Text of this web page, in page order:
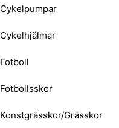
Cykelpumpar
Cykelhjälmar
Fotboll
Fotbollsskor
Konstgrässkor/Grässkor